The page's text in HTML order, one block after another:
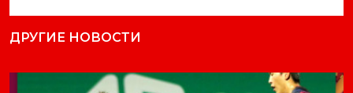
ДРУГИЕ НОВОСТИ